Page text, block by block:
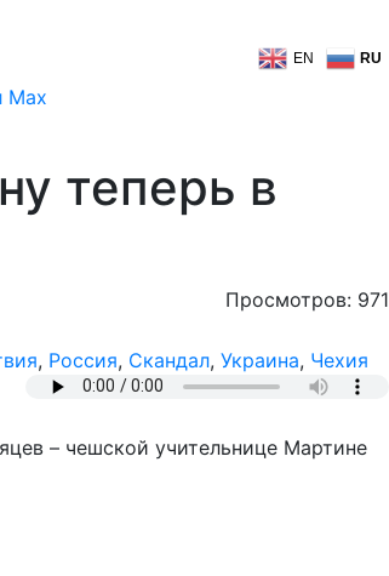
EN RU
теперь в
Просмотров: 971
, Россия, Скандал, Украина, Чехия
– чешской учительнице Мартине